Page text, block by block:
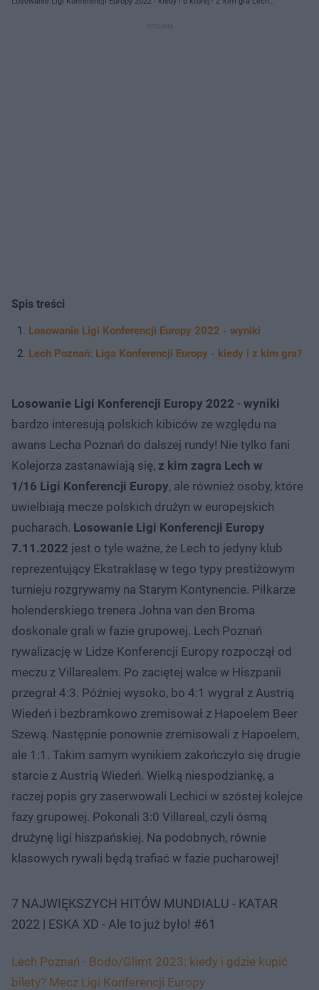
Spis treści
Losowanie Ligi Konferencji Europy 2022 - wyniki
Lech Poznań: Liga Konferencji Europy - kiedy i z kim gra?
Losowanie Ligi Konferencji Europy 2022 - wyniki
bardzo interesują polskich kibiców ze względu na
awans Lecha Poznań do dalszej rundy! Nie tylko fani
Kolejorza zastanawiają się, z kim zagra Lech w
1/16 Ligi Konferencji Europy, ale również osoby, które
uwielbiają mecze polskich drużyn w europejskich
pucharach. Losowanie Ligi Konferencji Europy
7.11.2022 jest o tyle ważne, że Lech to jedyny klub
reprezentujący Ekstraklasę w tego typy prestiżowym
turnieju rozgrywamy na Starym Kontynencie. Piłkarze
holenderskiego trenera Johna van den Broma
doskonale grali w fazie grupowej. Lech Poznań
rywalizację w Lidze Konferencji Europy rozpoczął od
meczu z Villarealem. Po zaciętej walce w Hiszpanii
przegrał 4:3. Później wysoko, bo 4:1 wygrał z Austrią
Wiedeń i bezbramkowo zremisował z Hapoelem Beer
Szewą. Następnie ponownie zremisowali z Hapoelem,
ale 1:1. Takim samym wynikiem zakończyło się drugie
starcie z Austrią Wiedeń. Wielką niespodziankę, a
raczej popis gry zaserwowali Lechici w szóstej kolejce
fazy grupowej. Pokonali 3:0 Villareal, czyli ósmą
drużynę ligi hiszpańskiej. Na podobnych, równie
klasowych rywali będą trafiać w fazie pucharowej!
7 NAJWIĘKSZYCH HITÓW MUNDIALU - KATAR
2022 | ESKA XD - Ale to już było! #61
Lech Poznań - Bodo/Glimt 2023: kiedy i gdzie kupić
bilety? Mecz Ligi Konferencji Europy